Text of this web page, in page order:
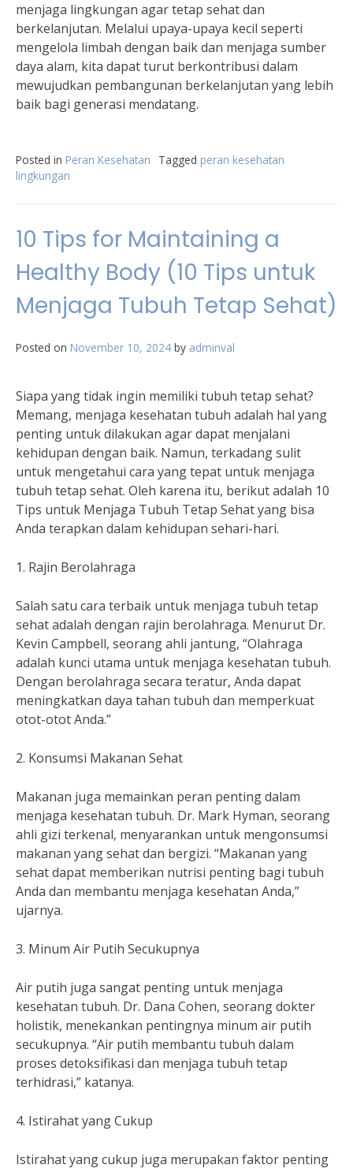
menjaga lingkungan agar tetap sehat dan
berkelanjutan. Melalui upaya-upaya kecil seperti
mengelola limbah dengan baik dan menjaga sumber
daya alam, kita dapat turut berkontribusi dalam
mewujudkan pembangunan berkelanjutan yang lebih
baik bagi generasi mendatang.
Posted in Peran Kesehatan Tagged peran kesehatan
lingkungan
10 Tips for Maintaining a
Healthy Body (10 Tips untuk
Menjaga Tubuh Tetap Sehat)
Posted on November 10, 2024 by adminval
Siapa yang tidak ingin memiliki tubuh tetap sehat?
Memang, menjaga kesehatan tubuh adalah hal yang
penting untuk dilakukan agar dapat menjalani
kehidupan dengan baik. Namun, terkadang sulit
untuk mengetahui cara yang tepat untuk menjaga
tubuh tetap sehat. Oleh karena itu, berikut adalah 10
Tips untuk Menjaga Tubuh Tetap Sehat yang bisa
Anda terapkan dalam kehidupan sehari-hari.
1. Rajin Berolahraga
Salah satu cara terbaik untuk menjaga tubuh tetap
sehat adalah dengan rajin berolahraga. Menurut Dr.
Kevin Campbell, seorang ahli jantung, “Olahraga
adalah kunci utama untuk menjaga kesehatan tubuh.
Dengan berolahraga secara teratur, Anda dapat
meningkatkan daya tahan tubuh dan memperkuat
otot-otot Anda.”
2. Konsumsi Makanan Sehat
Makanan juga memainkan peran penting dalam
menjaga kesehatan tubuh. Dr. Mark Hyman, seorang
ahli gizi terkenal, menyarankan untuk mengonsumsi
makanan yang sehat dan bergizi. “Makanan yang
sehat dapat memberikan nutrisi penting bagi tubuh
Anda dan membantu menjaga kesehatan Anda,”
ujarnya.
3. Minum Air Putih Secukupnya
Air putih juga sangat penting untuk menjaga
kesehatan tubuh. Dr. Dana Cohen, seorang dokter
holistik, menekankan pentingnya minum air putih
secukupnya. “Air putih membantu tubuh dalam
proses detoksifikasi dan menjaga tubuh tetap
terhidrasi,” katanya.
4. Istirahat yang Cukup
Istirahat yang cukup juga merupakan faktor penting